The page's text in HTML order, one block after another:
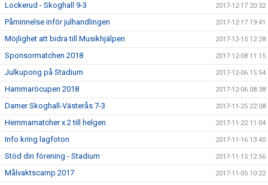
Lockerud - Skoghall 9-3 2017-12-17 20:32
Påminnelse inför julhandlingen 2017-12-17 19:41
Möjlighet att bidra till Musikhjälpen 2017-12-15 12:28
Sponsormatchen 2018 2017-12-08 11:15
Julkupong på Stadium 2017-12-06 15:54
Hammaröcupen 2018 2017-12-06 08:38
Damer Skoghall-Västerås 7-3 2017-11-25 22:08
Hemmamatcher x 2 till helgen 2017-11-22 11:04
Info kring lagfoton 2017-11-16 13:40
Stöd din förening - Stadium 2017-11-15 12:56
Målvaktscamp 2017 2017-11-05 10:22